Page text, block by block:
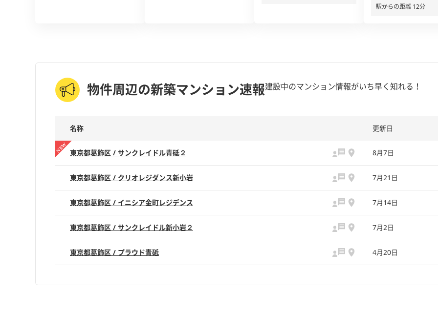
駅からの距離 12分
物件周辺の新築マンション速報建設中のマンション情報がいち早く知れる！
名称 更新日
東京都葛飾区 / サンクレイドル青砥２ 8月7日
東京都葛飾区 / クリオレジダンス新小岩 7月21日
東京都葛飾区 / イニシア金町レジデンス 7月14日
東京都葛飾区 / サンクレイドル新小岩２ 7月2日
東京都葛飾区 / プラウド青砥 4月20日